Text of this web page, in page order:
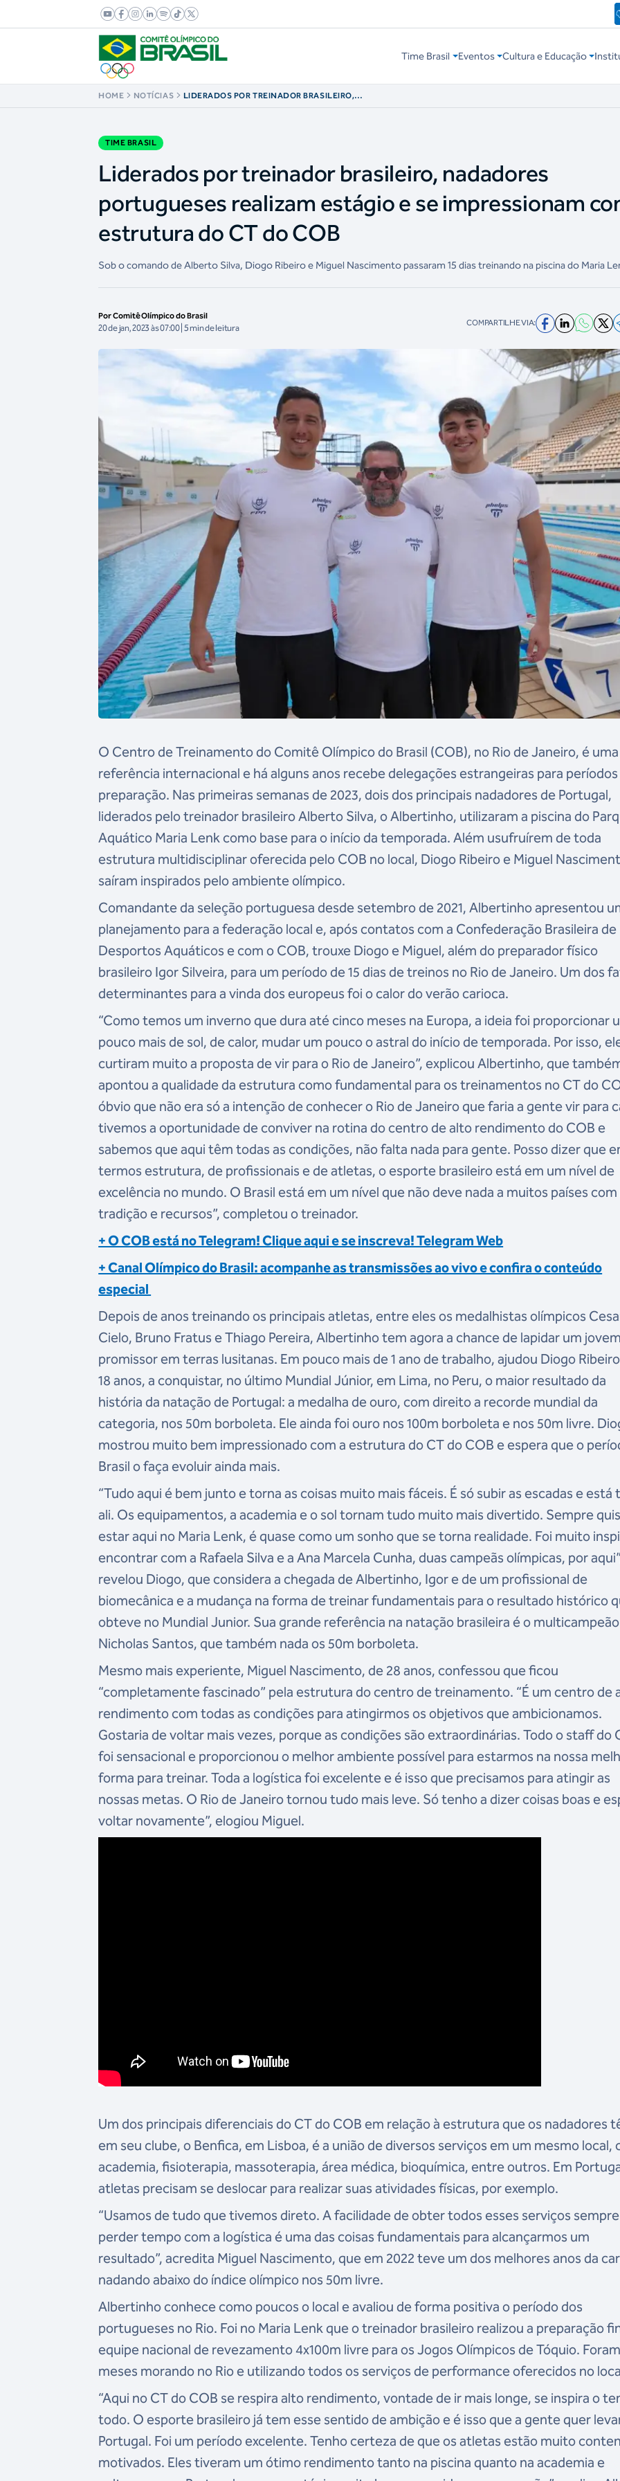
Time Brasil Eventos Cultura e Educação
HOME NOTÍCIAS
LIDERADOS POR TREINADOR BRASILEIRO,
TIME BRASIL
Liderados por treinador brasileiro, nadadores
portugueses realizam estágio e se impressionam
estrutura do CT do COB
Sob o comando de Alberto Silva, Diogo Ribeiro e Miguel Nascimento passaram 15 dias treinando na piscina do Maria
Por Comitê Olímpico do Brasil
20 de jan, 2023 às 07:00 | 5 min de leitura COMPARTILHE VIA:
O Centro de Treinamento do Comitê Olímpico do Brasil (COB), no Rio de Janeiro, é uma
referência internacional e há alguns anos recebe delegações estrangeiras para
preparação. Nas primeiras semanas de 2023, dois dos principais nadadores de Portugal,
liderados pelo treinador brasileiro Alberto Silva, o Albertinho, utilizaram a piscina do
Aquático Maria Lenk como base para o início da temporada. Além usufruírem de toda
estrutura multidisciplinar oferecida pelo COB no local, Diogo Ribeiro e Miguel
saíram inspirados pelo ambiente olímpico.
Comandante da seleção portuguesa desde setembro de 2021, Albertinho apresentou
planejamento para a federação local e, após contatos com a Confederação Brasileira de
Desportos Aquáticos e com o COB, trouxe Diogo e Miguel, além do preparador físico
brasileiro Igor Silveira, para um período de 15 dias de treinos no Rio de Janeiro. Um dos
determinantes para a vinda dos europeus foi o calor do verão carioca.
“Como temos um inverno que dura até cinco meses na Europa, a ideia foi proporcionar
pouco mais de sol, de calor, mudar um pouco o astral do início de temporada. Por isso,
curtiram muito a proposta de vir para o Rio de Janeiro”, explicou Albertinho, que
apontou a qualidade da estrutura como fundamental para os treinamentos no CT do
óbvio que não era só a intenção de conhecer o Rio de Janeiro que faria a gente vir para
tivemos a oportunidade de conviver na rotina do centro de alto rendimento do COB e
sabemos que aqui têm todas as condições, não falta nada para gente. Posso dizer que
termos estrutura, de profissionais e de atletas, o esporte brasileiro está em um nível de
excelência no mundo. O Brasil está em um nível que não deve nada a muitos países com
tradição e recursos”, completou o treinador.
+ O COB está no Telegram! Clique aqui e se inscreva! Telegram Web
+ Canal Olímpico do Brasil: acompanhe as transmissões ao vivo e confira o conteúdo
especial
Depois de anos treinando os principais atletas, entre eles os medalhistas olímpicos
Cielo, Bruno Fratus e Thiago Pereira, Albertinho tem agora a chance de lapidar um jovem
promissor em terras lusitanas. Em pouco mais de 1 ano de trabalho, ajudou Diogo
18 anos, a conquistar, no último Mundial Júnior, em Lima, no Peru, o maior resultado da
história da natação de Portugal: a medalha de ouro, com direito a recorde mundial da
categoria, nos 50m borboleta. Ele ainda foi ouro nos 100m borboleta e nos 50m livre.
mostrou muito bem impressionado com a estrutura do CT do COB e espera que o
Brasil o faça evoluir ainda mais.
“Tudo aqui é bem junto e torna as coisas muito mais fáceis. É só subir as escadas e está
ali. Os equipamentos, a academia e o sol tornam tudo muito mais divertido. Sempre quis
estar aqui no Maria Lenk, é quase como um sonho que se torna realidade. Foi muito
encontrar com a Rafaela Silva e a Ana Marcela Cunha, duas campeãs olímpicas, por
revelou Diogo, que considera a chegada de Albertinho, Igor e de um profissional de
biomecânica e a mudança na forma de treinar fundamentais para o resultado histórico
obteve no Mundial Junior. Sua grande referência na natação brasileira é o multicampeão
Nicholas Santos, que também nada os 50m borboleta.
Mesmo mais experiente, Miguel Nascimento, de 28 anos, confessou que ficou
“completamente fascinado” pela estrutura do centro de treinamento. “É um centro de
rendimento com todas as condições para atingirmos os objetivos que ambicionamos.
Gostaria de voltar mais vezes, porque as condições são extraordinárias. Todo o staff do
foi sensacional e proporcionou o melhor ambiente possível para estarmos na nossa
forma para treinar. Toda a logística foi excelente e é isso que precisamos para atingir as
nossas metas. O Rio de Janeiro tornou tudo mais leve. Só tenho a dizer coisas boas e
voltar novamente”, elogiou Miguel.
Um dos principais diferenciais do CT do COB em relação à estrutura que os nadadores
em seu clube, o Benfica, em Lisboa, é a união de diversos serviços em um mesmo local,
academia, fisioterapia, massoterapia, área médica, bioquímica, entre outros. Em
atletas precisam se deslocar para realizar suas atividades físicas, por exemplo.
“Usamos de tudo que tivemos direto. A facilidade de obter todos esses serviços sempre
perder tempo com a logística é uma das coisas fundamentais para alcançarmos um
resultado”, acredita Miguel Nascimento, que em 2022 teve um dos melhores anos da
nadando abaixo do índice olímpico nos 50m livre.
Albertinho conhece como poucos o local e avaliou de forma positiva o período dos
portugueses no Rio. Foi no Maria Lenk que o treinador brasileiro realizou a preparação
equipe nacional de revezamento 4x100m livre para os Jogos Olímpicos de Tóquio.
meses morando no Rio e utilizando todos os serviços de performance oferecidos no
“Aqui no CT do COB se respira alto rendimento, vontade de ir mais longe, se inspira o
todo. O esporte brasileiro já tem esse sentido de ambição e é isso que a gente quer
Portugal. Foi um período excelente. Tenho certeza de que os atletas estão muito
motivados. Eles tiveram um ótimo rendimento tanto na piscina quanto na academia e